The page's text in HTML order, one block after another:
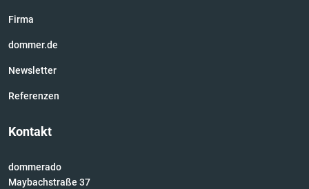
Firma
dommer.de
Newsletter
Referenzen
Kontakt
dommerado
Maybachstraße 37